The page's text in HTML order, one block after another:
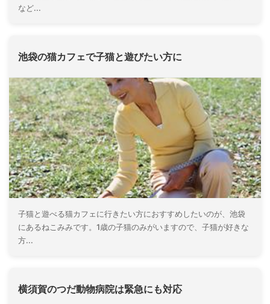
など...
池袋の猫カフェで子猫と遊びたい方に
子猫と遊べる猫カフェに行きたい方におすすめしたいのが、池袋
にあるねこみみです。1歳の子猫のみがいますので、子猫が好きな
方...
横須賀のつだ動物病院は緊急にも対応